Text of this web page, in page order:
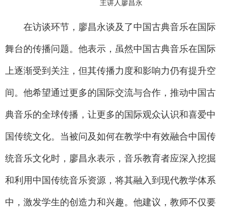
主讲人廖昌永
在访谈环节，廖昌永谈及了中国古典音乐在国际
舞台的传播问题。他表示，虽然中国古典音乐在国际
上逐渐受到关注，但其传播力度和影响力仍有提升空
间。他希望通过更多的国际交流与合作，推动中国古
典音乐的全球传播，让更多的国际观众认识和喜爱中
国传统文化。当被问及如何在教学中有效融合中国传
统音乐文化时，廖昌永表示，音乐教育者应深入挖掘
和利用中国传统音乐资源，将其融入到现代教学体系
中，激发学生的创造力和兴趣。他建议，教师不仅要